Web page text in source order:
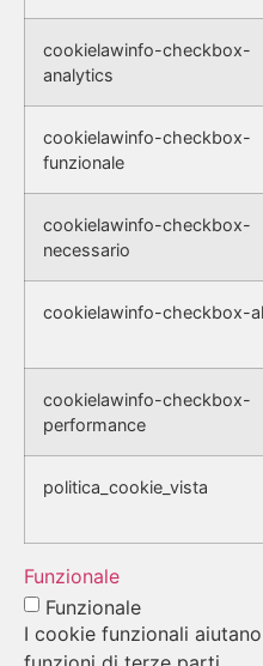
cookielawinfo-checkbox-
analytics
cookielawinfo-checkbox-
funzionale
cookielawinfo-checkbox-
necessario
cookielawinfo-checkbox-
cookielawinfo-checkbox-
performance
politica_cookie_vista
Funzionale
Funzionale
I cookie funzionali